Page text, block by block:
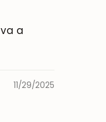
a
11/29/2025